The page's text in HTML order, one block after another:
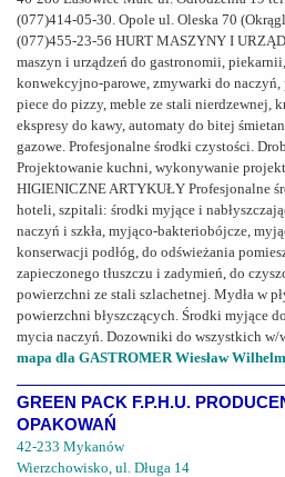
(077)414-05-30. Opole ul. Oleska 70
(077)455-23-56 HURT MASZYNY I
maszyn i urządzeń do gastronomii,
konwekcyjno-parowe, zmywarki do
piece do pizzy, meble ze stali nierdzewnej,
ekspresy do kawy, automaty do bitej
gazowe. Profesjonalne środki czystości.
Projektowanie kuchni, wykonywanie
HIGIENICZNE ARTYKUŁY Profesjonalne
hoteli, szpitali: środki myjące i
naczyń i szkła, myjąco-bakteriobójcze,
konserwacji podłóg, do odświeżania
zapieczonego tłuszczu i zadymień, do
powierzchni ze stali szlachetnej. Mydła w
powierzchni błyszczących. Środki myjące
mycia naczyń. Dozowniki do wszystkich w/
mapa dla GASTROMER Wiesław Wilhelm
GREEN PACK F.P.H.U.
OPAKOWAŃ
42-233 Mykanów
Wierzchowisko, ul. Długa 14